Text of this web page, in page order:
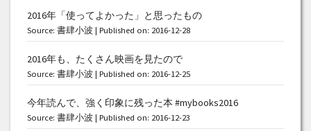
2016年「使ってよかった」と思ったもの
Source: 書肆小波 Published on: 2016-12-28
2016年も、たくさん映画を見たので
Source: 書肆小波 Published on: 2016-12-25
今年読んで、強く印象に残った本 #mybooks2016
Source: 書肆小波 Published on: 2016-12-23